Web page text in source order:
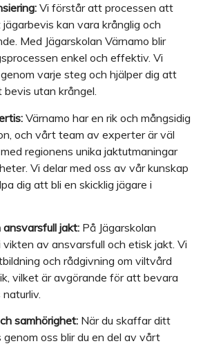
Vi förstår att processen att
kan vara krånglig och
Med Jägarskolan Värnamo blir
enkel och effektiv. Vi
varje steg och hjälper dig att
utan krångel.
Värnamo har en rik och mångsidig
och vårt team av experter är väl
regionens unika jaktutmaningar
Vi delar med oss av vår kunskap
dig att bli en skicklig jägare i
ansvarsfull jakt: På Jägarskolan
av ansvarsfull och etisk jakt. Vi
och rådgivning om viltvård
vilket är avgörande för att bevara
samhörighet: När du skaffar ditt
genom oss blir du en del av vårt